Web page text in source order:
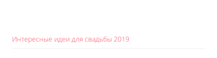
Интересные идеи для свадьбы 2019